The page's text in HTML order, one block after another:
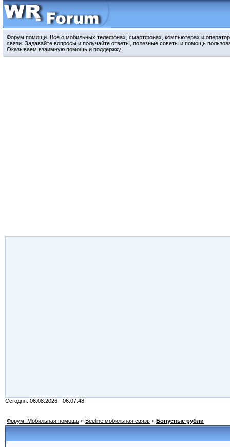
Форум помощи. Все о мобильных телефонах, смартфонах, компьютерах и
связи. Задавайте вопросы и получайте ответы, полезные советы и помощь
Оказываем взаимную помощь и поддержку!
Сегодня: 06.08.2026 - 06:07:48
Форум: Мобильная помощь » Beeline мобильная связь » Бонусные рубли